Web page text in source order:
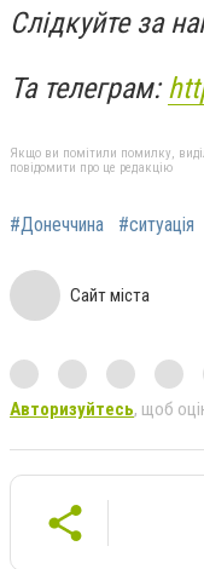
Слідкуйте за
Та телеграм:
Якщо ви помітили помилку,
повідомити про це редакцію
#Донеччина #ситуація
Сайт міста
Авторизуйтесь, щоб